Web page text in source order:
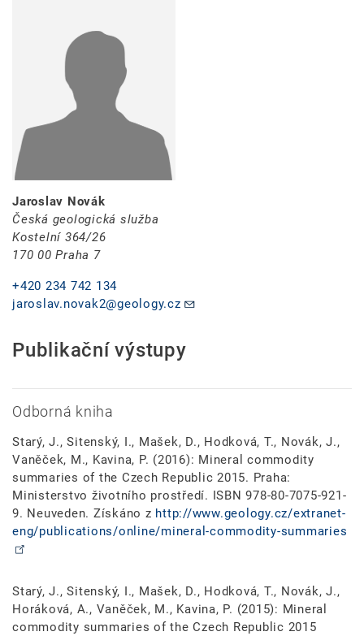
Jaroslav Novák
Česká geologická služba
Kostelní 364/26
170 00 Praha 7
+420 234 742 134
jaroslav.novak2@geology.cz
Publikační výstupy
Odborná kniha
Starý, J., Sitenský, I., Mašek, D., Hodková, T., Novák, J.,
Vaněček, M., Kavina, P. (2016): Mineral commodity
summaries of the Czech Republic 2015. Praha:
Ministerstvo životního prostředí. ISBN 978-80-7075-921-
9. Neuveden. Získáno z http://www.geology.cz/extranet-
eng/publications/online/mineral-commodity-summaries
Starý, J., Sitenský, I., Mašek, D., Hodková, T., Novák, J.,
Horáková, A., Vaněček, M., Kavina, P. (2015): Mineral
commodity summaries of the Czech Republic 2015